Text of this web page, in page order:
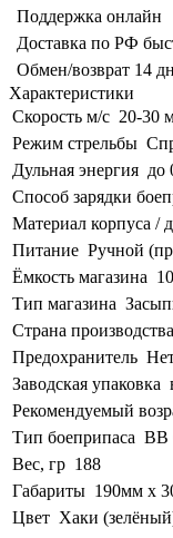
Поддержка онлайн
Доставка по РФ
Обмен/возврат 14
Характеристики
Скорость м/с 20-30
Режим стрельбы
Дульная энергия до
Способ зарядки
Материал корпуса /
Питание Ручной
Ёмкость магазина 10
Тип магазина
Страна производства
Предохранитель
Заводская упаковка
Рекомендуемый
Тип боеприпаса BB
Вес, гр 188
Габариты 190мм х
Цвет Хаки